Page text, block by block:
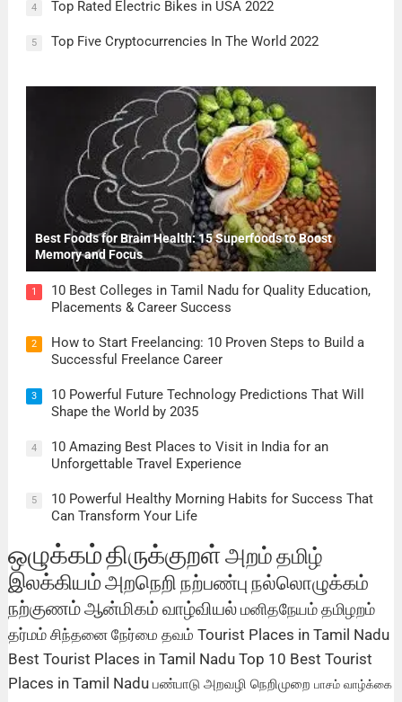
4 Top Rated Electric Bikes in USA 2022
5 Top Five Cryptocurrencies In The World 2022
Best Foods for Brain Health: 15 Superfoods to Boost
Memory and Focus
1
10 Best Colleges in Tamil Nadu for Quality Education,
Placements & Career Success
2
How to Start Freelancing: 10 Proven Steps to Build a
Successful Freelance Career
3
10 Powerful Future Technology Predictions That Will
Shape the World by 2035
4
10 Amazing Best Places to Visit in India for an
Unforgettable Travel Experience
5
10 Powerful Healthy Morning Habits for Success That
Can Transform Your Life
ஒழுக்கம்திருக்குறள்அறம்தமிழ்
இலக்கியம்அறநெறி நற்பண்பு நல்லொழுக்கம்
நற்குணம்ஆன்மிகம் வாழ்வியல்மனிதநேயம்தமிழறம்
தர்மம் சிந்தனை நேர்மை தவம் Tourist Places in Tamil Nadu
Best Tourist Places in Tamil Nadu Top 10 Best Tourist
Places in Tamil Nadu பண்பாடு அறவழி நெறிமுறை பாசம் வாழ்க்கை